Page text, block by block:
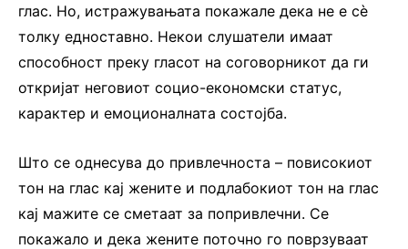
глас. Но, истражувањата покажале дека не е сè
толку едноставно. Некои слушатели имаат
способност преку гласот на соговорникот да ги
откријат неговиот социо-економски статус,
карактер и емоционалната состојба.
Што се однесува до привлечноста – повисокиот
тон на глас кај жените и подлабокиот тон на глас
кај мажите се сметаат за попривлечни. Се
покажало и дека жените поточно го поврзуваат